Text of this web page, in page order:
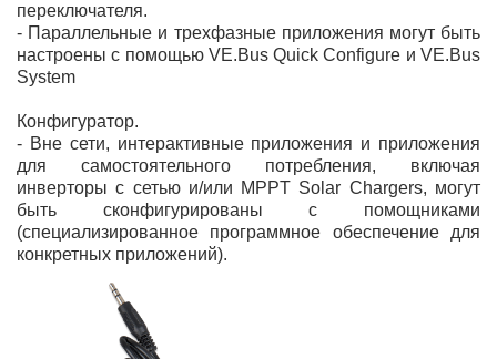
переключателя.
- Параллельные и трехфазные приложения могут быть
настроены с помощью VE.Bus Quick Configure и VE.Bus
System
Конфигуратор.
- Вне сети, интерактивные приложения и приложения
для самостоятельного потребления, включая
инверторы с сетью и/или MPPT Solar Chargers, могут
быть сконфигурированы с помощниками
(специализированное программное обеспечение для
конкретных приложений).